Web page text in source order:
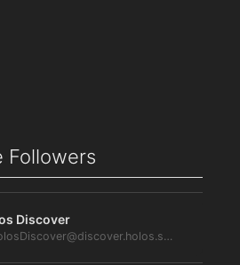
Followers
Discover
@HolosDiscover@discover.holos.social